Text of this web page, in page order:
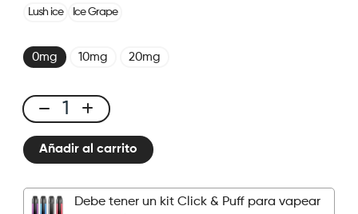
Lush ice Ice Grape
0mg 10mg 20mg
Click
&
Puff
Pod
Añadir al carrito
Debe tener un kit Click & Puff para vapear